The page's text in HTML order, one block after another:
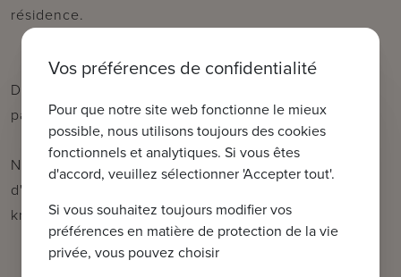
résidence.
Derniers appartements de luxe avec vues
panoramiques !
N'hésitez pas à nous contacter pour plus
d'informations : tel : 050 62 44 14 ou via
knokke@immax.be
Vos préférences de confidentialité
Pour que notre site web fonctionne le mieux
possible, nous utilisons toujours des cookies
fonctionnels et analytiques. Si vous êtes
d'accord, veuillez sélectionner 'Accepter tout'.
Si vous souhaitez toujours modifier vos
préférences en matière de protection de la vie
privée, vous pouvez choisir